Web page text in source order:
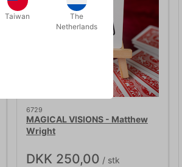
6729
MAGICAL VISIONS - Matthew
Wright
DKK 250,00 / stk
Taiwan
The
Netherlands